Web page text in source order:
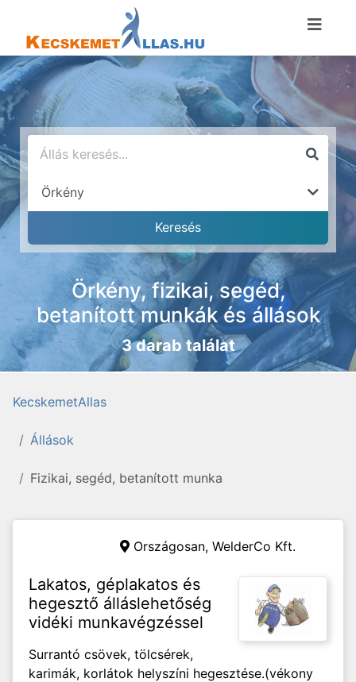
Örkény, fizikai, segéd,
betanított munkák és állások
3 darab találat
KecskemetAllas
Állások
Fizikai, segéd, betanított munka
Országosan, WelderCo Kft.
Lakatos, géplakatos és
hegesztő álláslehetőség
vidéki munkavégzéssel
Surrantó csövek, tölcsérek,
karimák, korlátok helyszíni hegesztése.(vékony